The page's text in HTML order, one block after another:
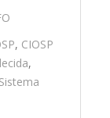
, CIOSP
,
Sistema